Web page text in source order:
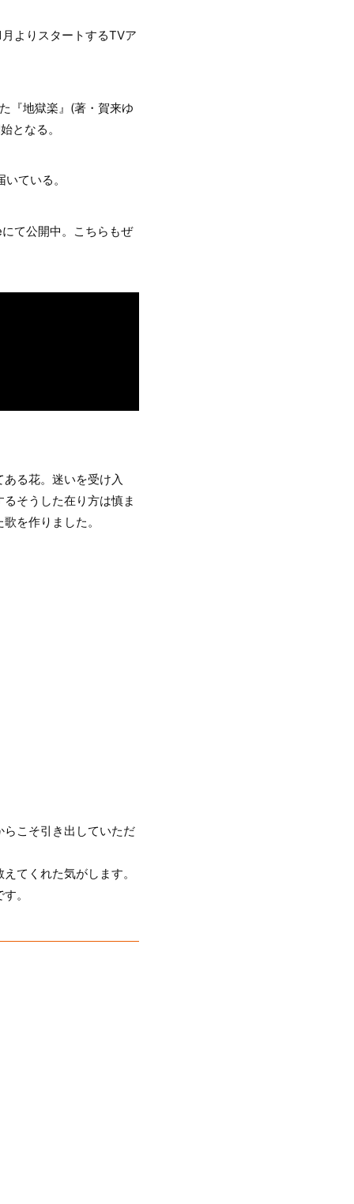
よりスタートするTVア
『地獄楽』(著・賀来ゆ
となる。
ている。
て公開中。こちらもぜ
る花。迷いを受け入
そうした在り方は慎ま
を作りました。
こそ引き出していただ
てくれた気がします。
。